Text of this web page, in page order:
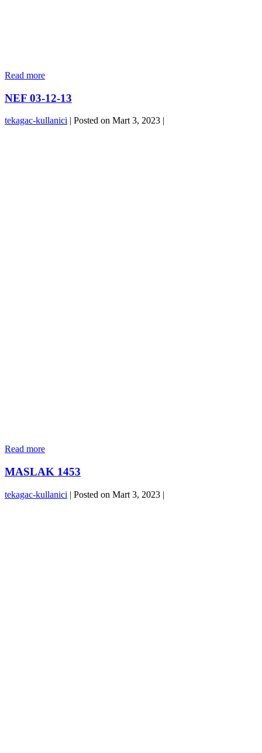
Read moreEGE
NEF 03-12-13
tekagac-kullanici | Posted on Mart 3, 2023 |
Read moreNEF
12-
13
MASLAK 1453
tekagac-kullanici | Posted on Mart 3, 2023 |